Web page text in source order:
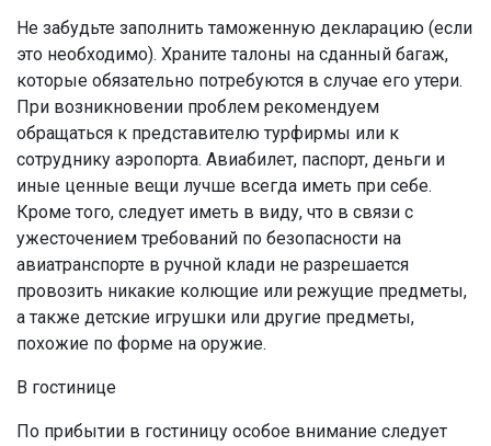
Не забудьте заполнить таможенную декларацию (если
это необходимо). Храните талоны на сданный багаж,
которые обязательно потребуются в случае его утери.
При возникновении проблем рекомендуем
обращаться к представителю турфирмы или к
сотруднику аэропорта. Авиабилет, паспорт, деньги и
иные ценные вещи лучше всегда иметь при себе.
Кроме того, следует иметь в виду, что в связи с
ужесточением требований по безопасности на
авиатранспорте в ручной клади не разрешается
провозить никакие колющие или режущие предметы,
а также детские игрушки или другие предметы,
похожие по форме на оружие.
В гостинице
По прибытии в гостиницу особое внимание следует